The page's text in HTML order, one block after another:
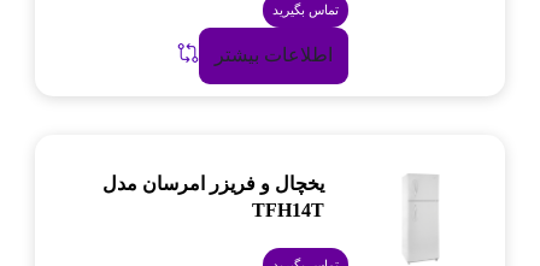
تماس بگیرید
اطلاعات بیشتر
یخچال و فریزر امرسان مدل
TFH14T